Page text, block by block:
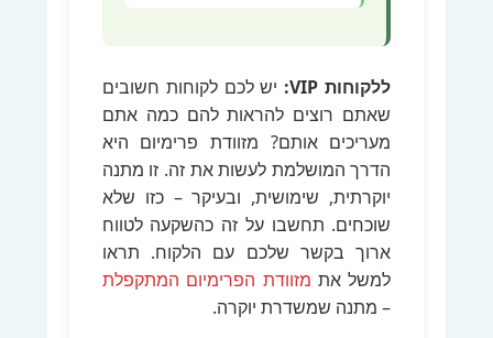
ללקוחות VIP:
יש לכם לקוחות חשובים
שאתם רוצים להראות להם כמה אתם
מעריכים אותם? מזוודת פרימיום היא
הדרך המושלמת לעשות את זה. זו מתנה
יוקרתית, שימושית, ובעיקר – כזו שלא
שוכחים. תחשבו על זה כהשקעה לטווח
ארוך בקשר שלכם עם הלקוח. תראו
למשל את מזוודת הפרימיום המתקפלת
– מתנה שמשדרת יוקרה.